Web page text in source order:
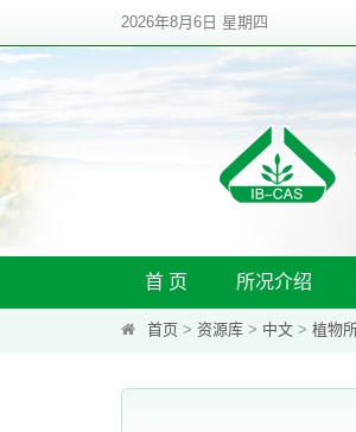
2026年8月6日 星期四
首 页 所况介绍
首页 > 资源库 > 中文 > 植物